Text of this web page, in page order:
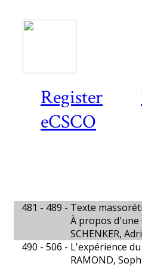
Register
eCSCO
481 - 489 - Texte
À propos
SCHENKER,
490 - 506 - L'expérience
RAMOND,